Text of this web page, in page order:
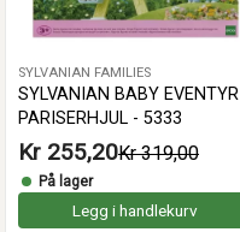
SYLVANIAN FAMILIES
SYLVANIAN BABY EVENTYR
PARISERHJUL - 5333
Kr 255,20Kr 319,00
På lager
Legg i handlekurv